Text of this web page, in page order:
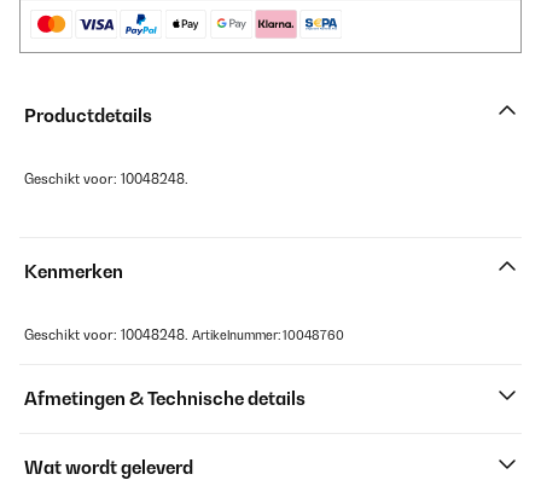
Productdetails
Geschikt voor: 10048248.
Kenmerken
Geschikt voor: 10048248. Artikelnummer: 10048760
Afmetingen & Technische details
Wat wordt geleverd